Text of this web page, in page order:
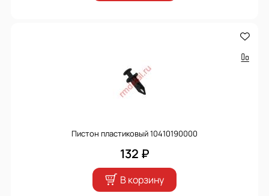
Пистон пластиковый 10410190000
132 ₽
В корзину